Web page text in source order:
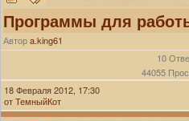
Программы для
Авторa.king61
10
44055
18 Февраля 2012, 17:30
отТемныйКот